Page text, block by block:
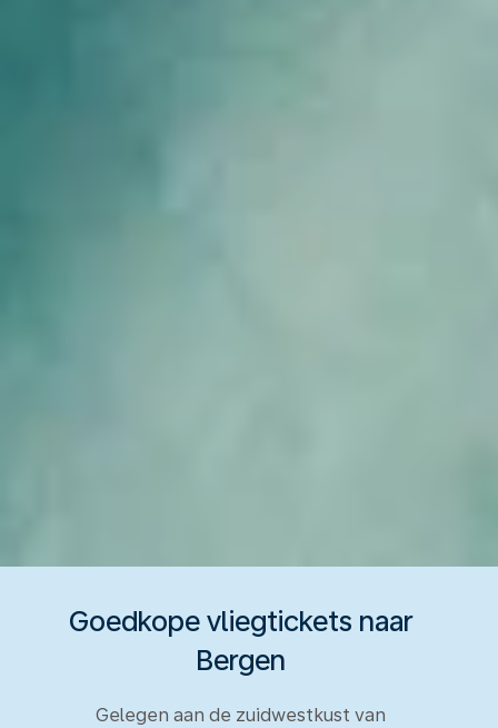
Goedkope vliegtickets naar
Bergen
Gelegen aan de zuidwestkust van